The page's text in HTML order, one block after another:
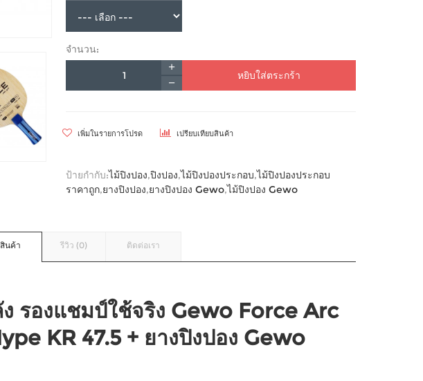
จำนวน:
หยิบใส่ตระกร้า
เพิ่มในรายการโปรด เปรียบเทียบสินค้า
ป้ายกำกับ:ไม้ปิงปอง,ปิงปอง,ไม้ปิงปองประกอบ,ไม้ปิงปองประกอบ
ราคาถูก,ยางปิงปอง,ยางปิงปอง Gewo,ไม้ปิงปอง Gewo
นค้า รีวิว (0) ติดต่อเรา
รองแชมป์ใช้จริง Gewo Force Arc
KR 47.5 + ยางปิงปอง Gewo